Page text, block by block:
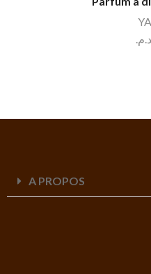
د.م.
A PROPOS